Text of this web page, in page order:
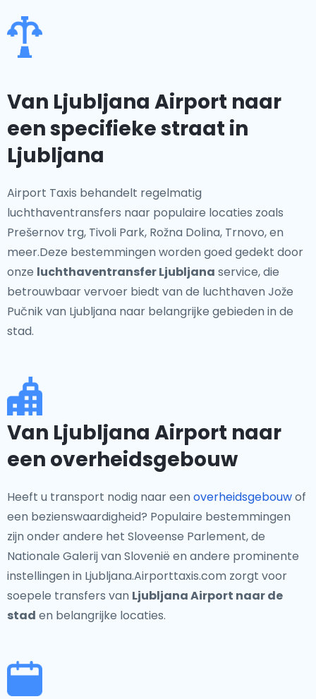
Van Ljubljana Airport naar
een specifieke straat in
Ljubljana
Airport Taxis behandelt regelmatig
luchthaventransfers naar populaire locaties zoals
Prešernov trg, Tivoli Park, Rožna Dolina, Trnovo, en
meer.Deze bestemmingen worden goed gedekt door
onze luchthaventransfer Ljubljana service, die
betrouwbaar vervoer biedt van de luchthaven Jože
Pučnik van Ljubljana naar belangrijke gebieden in de
stad.
Van Ljubljana Airport naar
een overheidsgebouw
Heeft u transport nodig naar een overheidsgebouwof
een bezienswaardigheid? Populaire bestemmingen
zijn onder andere het Sloveense Parlement, de
Nationale Galerij van Slovenië en andere prominente
instellingen in Ljubljana.Airporttaxis.com zorgt voor
soepele transfers van Ljubljana Airport naar de
stad en belangrijke locaties.